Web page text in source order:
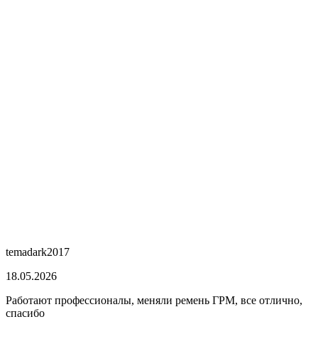
temadark2017
18.05.2026
Работают профессионалы, меняли ремень ГРМ, все отлично,
спасибо